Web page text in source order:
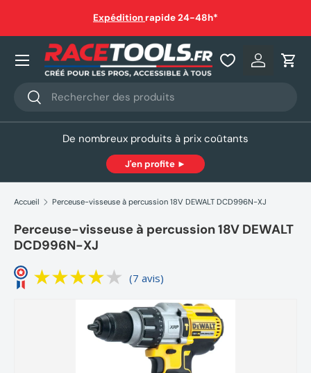
Aller au contenu
Expédition rapide 24-48h*
Recherche
Rechercher
Se
Nos produits
De nombreux produits à prix coûtants
J'en profite ►
Accueil Perceuse-visseuse à percussion 18V DEWALT DCD996N-XJ
Perceuse-visseuse à percussion 18V DEWALT
DCD996N-XJ
(7 avis)